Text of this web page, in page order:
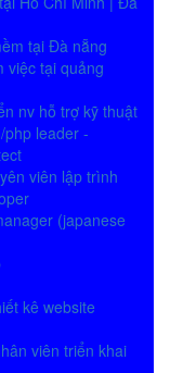
tại Đà nẵng
việc tại quảng
nv hỗ trợ kỹ thuật
php leader -
viên lập trình
(japanese
kê website
viên triển khai